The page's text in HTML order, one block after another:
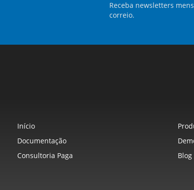
Receba newsletters
correio.
Início
Documentação
Consultoria Paga
Blog